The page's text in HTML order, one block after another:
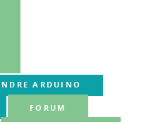
ARDUINO
FORUM